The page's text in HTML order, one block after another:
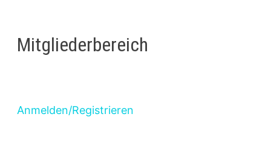
Mitgliederbereich
Anmelden/Registrieren